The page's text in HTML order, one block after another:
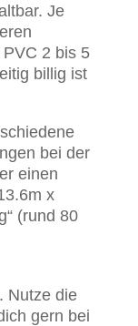
Je
2 bis 5
billig ist
bei der
einen
x
(rund 80
Nutze die
gern bei